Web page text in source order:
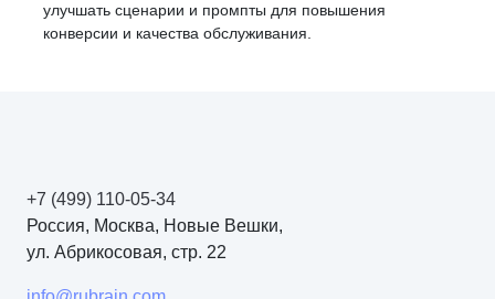
улучшать сценарии и промпты для повышения
конверсии и качества обслуживания.
+7 (499) 110-05-34
Россия, Москва, Новые Вешки,
ул. Абрикосовая, стр. 22